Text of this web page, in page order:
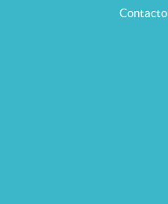
Contacto